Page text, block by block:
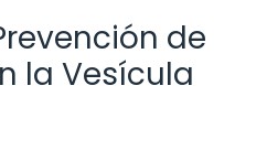
de
la Vesícula